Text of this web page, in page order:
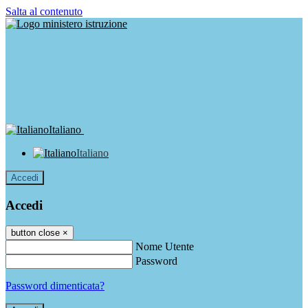
Salta al contenuto
Italiano
Italiano
Accedi
Accedi
button close ×
Nome Utente
Password
Password dimenticata?